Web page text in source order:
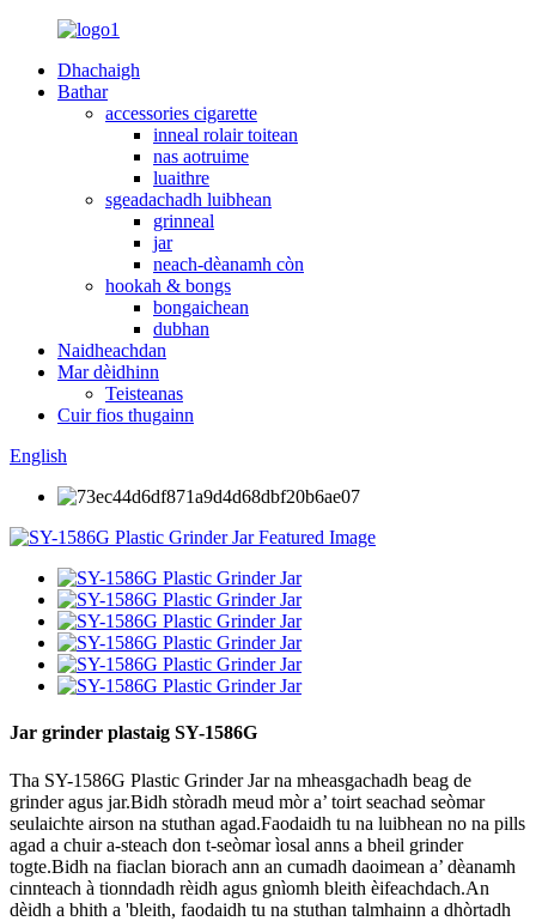
Dhachaigh
Bathar
accessories cigarette
inneal rolair toitean
nas aotruime
luaithre
sgeadachadh luibhean
grinneal
jar
neach-dèanamh còn
hookah & bongs
bongaichean
dubhan
Naidheachdan
Mar dèidhinn
Teisteanas
Cuir fios thugainn
English
Jar grinder plastaig SY-1586G
Tha SY-1586G Plastic Grinder Jar na mheasgachadh beag de
grinder agus jar.Bidh stòradh meud mòr a’ toirt seachad seòmar
seulaichte airson na stuthan agad.Faodaidh tu na luibhean no na pills
agad a chuir a-steach don t-seòmar ìosal anns a bheil grinder
togte.Bidh na fiaclan biorach ann an cumadh daoimean a’ dèanamh
cinnteach à tionndadh rèidh agus gnìomh bleith èifeachdach.An
dèidh a bhith a 'bleith, faodaidh tu na stuthan talmhainn a dhòrtadh